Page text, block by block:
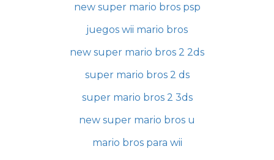
new super mario bros psp
juegos wii mario bros
new super mario bros 2 2ds
super mario bros 2 ds
super mario bros 2 3ds
new super mario bros u
mario bros para wii